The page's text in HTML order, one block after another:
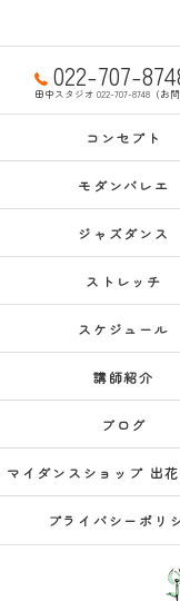
022-707-
田中スタジオ 022-707-8748（お
コンセプト
モダンバレエ
ジャズダンス
ストレッチ
スケジュール
講師紹介
ブログ
マイダンスショップ 出
プライバシーポリ